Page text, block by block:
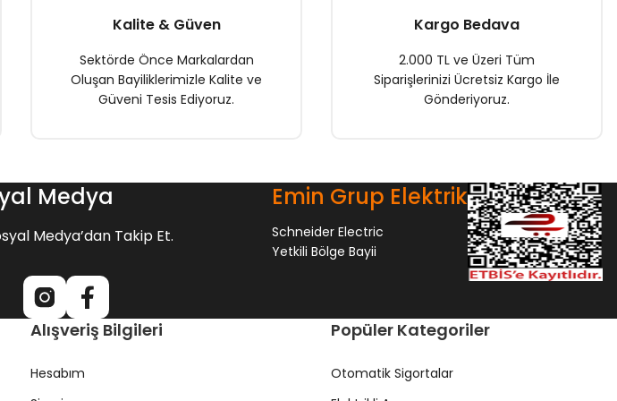
Kalite & Güven
Sektörde Önce Markalardan
Oluşan Bayiliklerimizle Kalite ve
Güveni Tesis Ediyoruz.
Kargo Bedava
2.000 TL ve Üzeri Tüm
Siparişlerinizi Ücretsiz Kargo İle
Gönderiyoruz.
Medya
Medya’dan Takip Et.
Emin Grup Elektrik
Schneider Electric
Yetkili Bölge Bayii
Alışveriş Bilgileri
Hesabım
Popüler Kategoriler
Otomatik Sigortalar